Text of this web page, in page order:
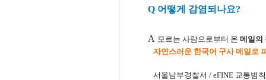
Q 어떻게 감염되나요?
A 모르는 사람으로부터 온 메일의
자연스러운 한국어 구사 메일로
서울남부경찰서 / eFINE 교통범